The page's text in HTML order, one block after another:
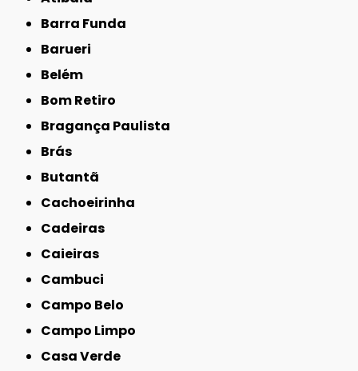
Barra Funda
Barueri
Belém
Bom Retiro
Bragança Paulista
Brás
Butantã
Cachoeirinha
Cadeiras
Caieiras
Cambuci
Campo Belo
Campo Limpo
Casa Verde